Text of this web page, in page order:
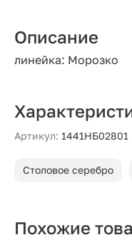
Описание
линейка: Морозко
Артикул: 1441НБ02801
Столовое серебро
Похожие